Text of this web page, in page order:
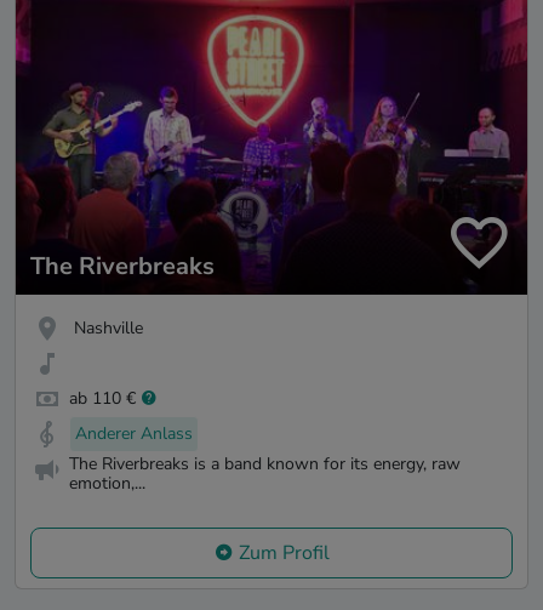
The Riverbreaks
Nashville
ab 110 €
Anderer Anlass
The Riverbreaks is a band known for its energy, raw
emotion,...
Zum Profil